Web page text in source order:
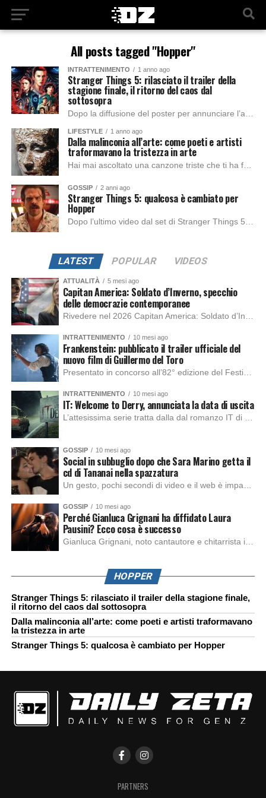
All posts tagged "Hopper"
INTRATTENIMENTO 1 anno ago
Stranger Things 5: rilasciato il trailer della
stagione finale, il ritorno del caos dal
sottosopra
LIFESTYLE 1 anno ago
Dalla malinconia all’arte: come poeti e artisti
traformavano la tristezza in arte
Hai mai ascoltato una canzone triste che ti ha fatto sentire meno solo? O guardato un dipinto che sembrava raccontare esattamente ciò che non riuscivi a...
GOSSIP 2 anni ago
Stranger Things 5: qualcosa è cambiato per
Hopper
LATEST POPULAR VIDEOS
ATTUALITÀ 5 mesi ago
Capitan America: Soldato d’Inverno, specchio
delle democrazie contemporanee
INTRATTENIMENTO 10 mesi ago
Frankenstein: pubblicato il trailer ufficiale del
nuovo film di Guillermo del Toro
INTRATTENIMENTO 10 mesi ago
IT: Welcome to Derry, annunciata la data di uscita
GOSSIP 10 mesi ago
Social in subbuglio dopo che Sara Marino getta il
cd di Tananai nella spazzatura
GOSSIP 10 mesi ago
Perché Gianluca Grignani ha diffidato Laura
Pausini? Ecco cosa è successo
HOPPER
Stranger Things 5: rilasciato il trailer della stagione finale,
il ritorno del caos dal sottosopra
Dalla malinconia all’arte: come poeti e artisti traformavano
la tristezza in arte
Stranger Things 5: qualcosa è cambiato per Hopper
PARTNERS